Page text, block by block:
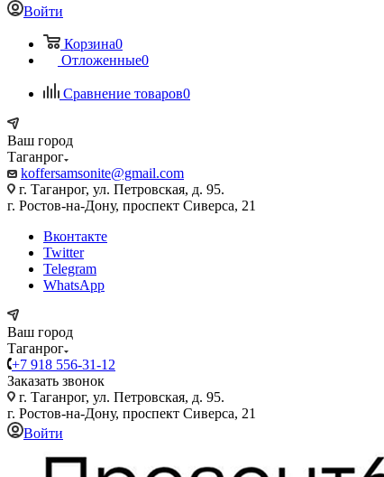
Войти
Корзина0
Отложенные0
Сравнение товаров0
Ваш город
Таганрог
koffersamsonite@gmail.com
г. Таганрог, ул. Петровская, д. 95.
г. Ростов-на-Дону, проспект Сиверса, 21
Вконтакте
Twitter
Telegram
WhatsApp
Ваш город
Таганрог
+7 918 556-31-12
Заказать звонок
г. Таганрог, ул. Петровская, д. 95.
г. Ростов-на-Дону, проспект Сиверса, 21
Войти